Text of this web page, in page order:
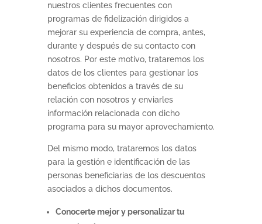
nuestros clientes frecuentes con
programas de fidelización dirigidos a
mejorar su experiencia de compra, antes,
durante y después de su contacto con
nosotros. Por este motivo, trataremos los
datos de los clientes para gestionar los
beneficios obtenidos a través de su
relación con nosotros y enviarles
información relacionada con dicho
programa para su mayor aprovechamiento.
Del mismo modo, trataremos los datos
para la gestión e identificación de las
personas beneficiarias de los descuentos
asociados a dichos documentos.
Conocerte mejor y personalizar tu